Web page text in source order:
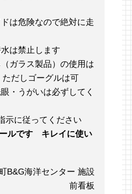
は危険なので絶対に走
は禁止します
ガラス製品）の使用は
だしゴーグルは可
・うがいは必ずしてく
示に従ってください
ルです キレイに使い
B&G海洋センター 施設
前看板